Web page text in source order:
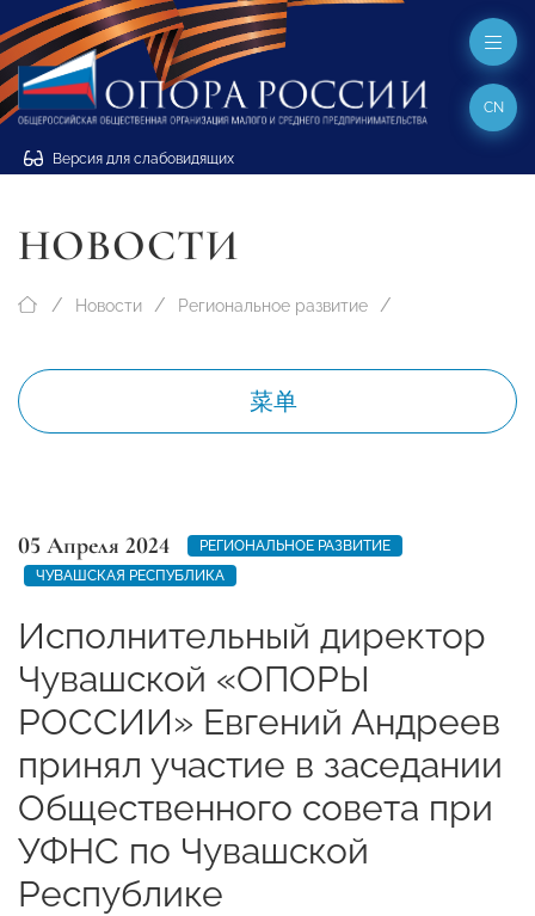
Версия для слабовидящих
CN
НОВОСТИ
Новости Региональное развитие
菜单
05 Апреля 2024
РЕГИОНАЛЬНОЕ РАЗВИТИЕ
ЧУВАШСКАЯ РЕСПУБЛИКА
Исполнительный директор
Чувашской «ОПОРЫ
РОССИИ» Евгений Андреев
принял участие в заседании
Общественного совета при
УФНС по Чувашской
Республике